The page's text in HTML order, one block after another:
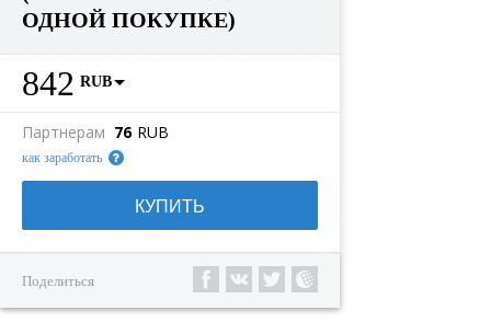
ОДНОЙ ПОКУПКЕ)
842 RUB
Партнерам 76 RUB
как заработать
КУПИТЬ
Поделиться